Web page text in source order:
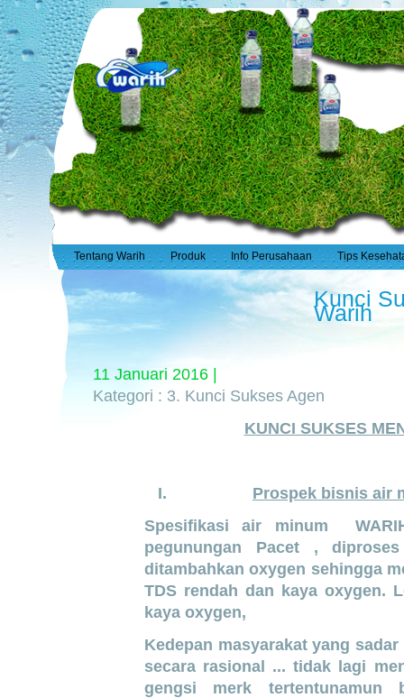
Tentang Warih Produk Info Perusahaan Tips
Kunci
Warih
11 Januari 2016 |
Kategori : 3. Kunci Sukses Agen
KUNCI SUKSES
I. Prospek bisnis air
Spesifikasi air minum
pegunungan Pacet ,
ditambahkan oxygen sehingga
TDS rendah dan kaya oxygen.
kaya oxygen,
Kedepan masyarakat yang
secara rasional ... tidak lagi
gengsi merk tertentunamun